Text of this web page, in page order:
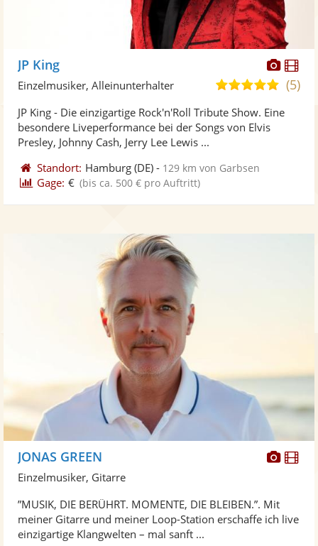
Fotos
JP King
5,0
5
(5)
Einzelmusiker, Alleinunterhalter
JP King - Die einzigartige Rock'n'Roll Tribute Show. Eine
besondere Liveperformance bei der Songs von Elvis
Presley, Johnny Cash, Jerry Lee Lewis ...
Standort: Hamburg (DE) - 129 km von Garbsen
Gage: € (bis ca. 500 € pro Auftritt)
JONAS GREEN
Einzelmusiker, Gitarre
”MUSIK, DIE BERÜHRT. MOMENTE, DIE BLEIBEN.”. Mit
meiner Gitarre und meiner Loop-Station erschaffe ich live
einzigartige Klangwelten – mal sanft ...